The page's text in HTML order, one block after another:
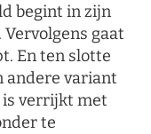
begint in zijn
gaat
En ten slotte
andere variant
is verrijkt met
te